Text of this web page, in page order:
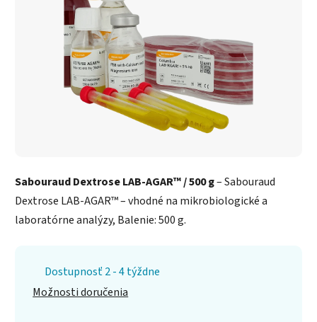
Sabouraud Dextrose LAB-AGAR™ / 500 g– Sabouraud
Dextrose LAB-AGAR™ – vhodné na mikrobiologické a
laboratórne analýzy, Balenie: 500 g.
Dostupnosť 2 - 4 týždne
Možnosti doručenia